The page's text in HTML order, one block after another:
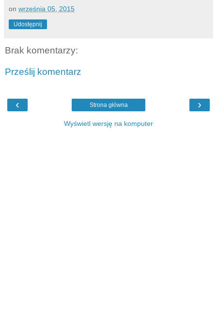
on września 05, 2015
Udostępnij
Brak komentarzy:
Prześlij komentarz
‹ ›
Strona główna
Wyświetl wersję na komputer